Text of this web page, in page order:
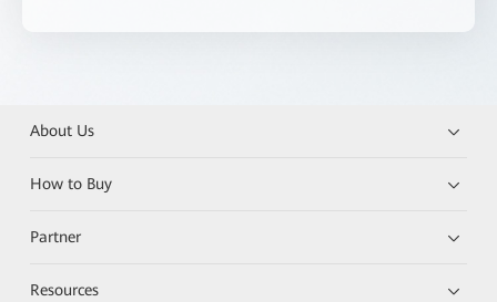
About Us
How to Buy
Partner
Resources